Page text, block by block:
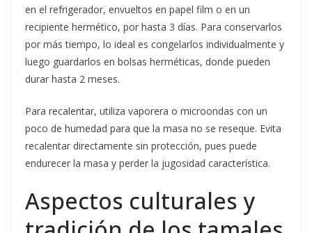
en el refrigerador, envueltos en papel film o en un
recipiente hermético, por hasta 3 días. Para conservarlos
por más tiempo, lo ideal es congelarlos individualmente y
luego guardarlos en bolsas herméticas, donde pueden
durar hasta 2 meses.
Para recalentar, utiliza vaporera o microondas con un
poco de humedad para que la masa no se reseque. Evita
recalentar directamente sin protección, pues puede
endurecer la masa y perder la jugosidad característica.
Aspectos culturales y